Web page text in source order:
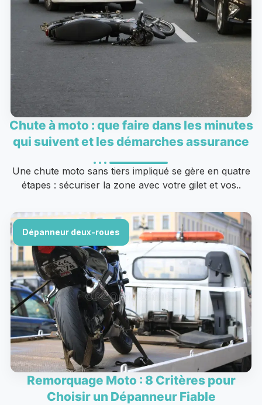
Chute à moto : que faire dans les minutes
qui suivent et les démarches assurance
Une chute moto sans tiers impliqué se gère en quatre
étapes : sécuriser la zone avec votre gilet et vos..
Dépanneur deux-roues
Remorquage Moto : 8 Critères pour
Choisir un Dépanneur Fiable